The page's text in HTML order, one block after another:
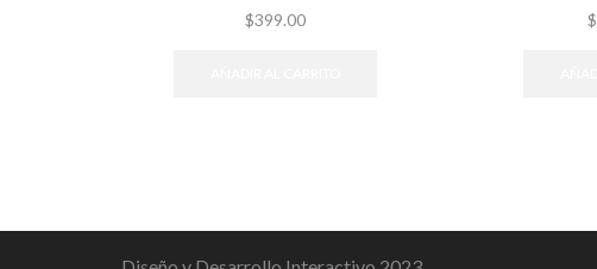
$399.00 $